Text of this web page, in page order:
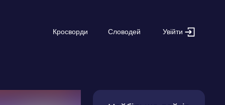
Кросворди Словодей Увійти